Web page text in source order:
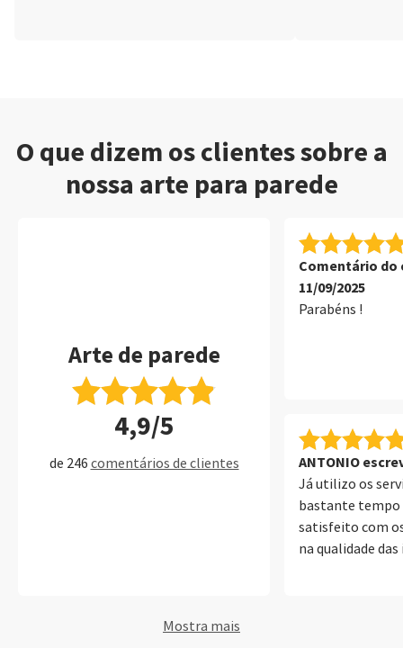
O que dizem os clientes sobre a
nossa arte para parede
Arte de parede
4,9/5
de 246 comentários de clientes
Comentário do
11/09/2025
Parabéns !
ANTONIO
Já utilizo os
bastante tempo
satisfeito com
na qualidade
Mostra mais